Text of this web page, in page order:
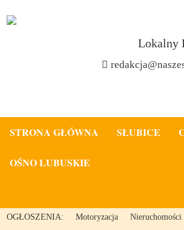
Lokalny
STRONA GŁÓWNA SŁUBICE
OŚNO LUBUSKIE
OGŁOSZENIA: Motoryzacja
Nieruchomości